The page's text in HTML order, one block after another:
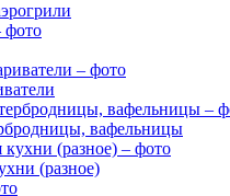
вафельницы
(разное)